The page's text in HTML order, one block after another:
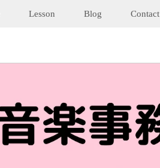
Lesson Blog Contact